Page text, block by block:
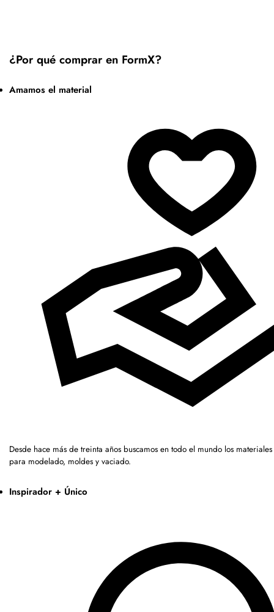
¿Por qué comprar en FormX?
Amamos el material
Desde hace más de treinta años buscamos en todo el mundo los
para modelado, moldes y vaciado.
Inspirador + Único